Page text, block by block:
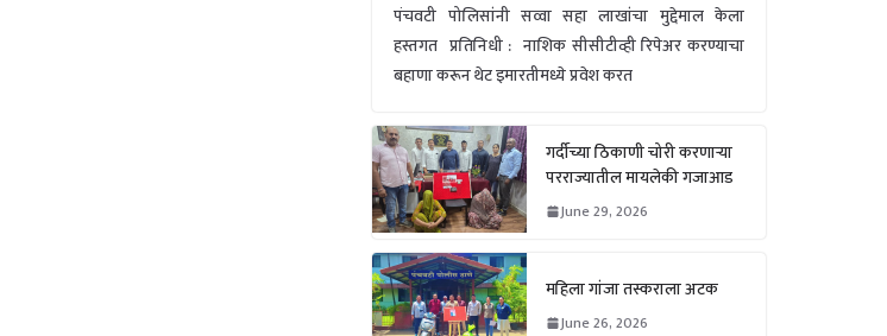
पंचवटी पोलिसांनी सव्वा सहा लाखांचा मुद्देमाल केला
हस्तगत प्रतिनिधी : नाशिक सीसीटीव्ही रिपेअर करण्याचा
बहाणा करून थेट इमारतीमध्ये प्रवेश करत
गर्दीच्या ठिकाणी चोरी करणाऱ्या
परराज्यातील मायलेकी गजाआड
June 29, 2026
महिला गांजा तस्कराला अटक
June 26, 2026